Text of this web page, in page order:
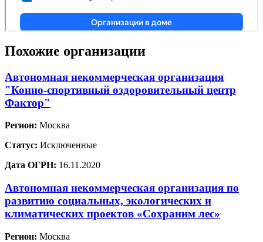
Похожие организации
Автономная некоммерческая организация
"Конно-спортивный оздоровительный центр
Фактор"
Регион: Москва
Статус: Исключенные
Дата ОГРН: 16.11.2020
Автономная некоммерческая организация по
развитию социальных, экологических и
климатических проектов «Сохраним лес»
Регион: Москва